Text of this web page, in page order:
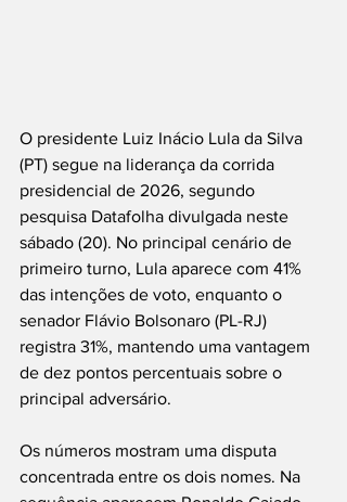
O presidente Luiz Inácio Lula da Silva
(PT) segue na liderança da corrida
presidencial de 2026, segundo
pesquisa Datafolha divulgada neste
sábado (20). No principal cenário de
primeiro turno, Lula aparece com 41%
das intenções de voto, enquanto o
senador Flávio Bolsonaro (PL-RJ)
registra 31%, mantendo uma vantagem
de dez pontos percentuais sobre o
principal adversário.
Os números mostram uma disputa
concentrada entre os dois nomes. Na